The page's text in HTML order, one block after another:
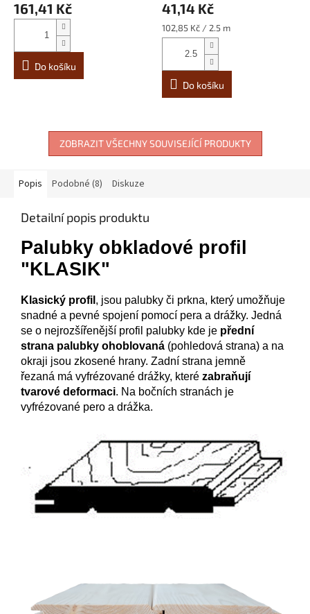
161,41 Kč
Do košíku
41,14 Kč
Měrná
cena:
102,85 Kč / 2.5 m
Do košíku
ZOBRAZIT VŠECHNY SOUVISEJÍCÍ PRODUKTY
Popis Podobné (8) Diskuze
Detailní popis produktu
Palubky obkladové profil
"KLASIK"
Klasický profil , jsou palubky či prkna, který umožňuje
snadné a pevné spojení pomocí pera a drážky. Jedná
se o nejrozšířenější profil palubky kde je přední
strana palubky ohoblovaná (pohledová strana) a na
okraji jsou zkosené hrany. Zadní strana jemně
řezaná má vyfrézované drážky, které zabraňují
tvarové deformaci. Na bočních stranách je
vyfrézované pero a drážka.